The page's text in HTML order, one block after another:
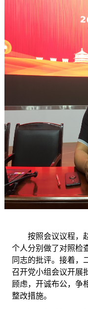
按照会议议程，
个人分别做了对照检
同志的批评。接着，
召开党小组会议开展
顾虑，开诚布公， 争
整改措施。